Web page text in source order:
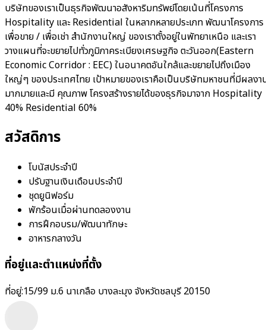
บริษัทของเราเป็นธุรกิจพัฒนาอสังหาริมทรัพย์โดยเน้นที่โครงการ
Hospitality และ Residential ในหลากหลายประเภท พัฒนาโครงการ
เพื่อขาย / เพื่อเช่า สำนักงานใหญ่ ของเราตั้งอยู่ในพัทยาเหนือ และเรา
วางแผนที่จะขยายไปทั่วภูมิภาคระเบียงเศรษฐกิจ ตะวันออก(Eastern
Economic Corridor : EEC) ในอนาคตอันใกล้และขยายไปถึงเมือง
ใหญ่ๆ ของประเทศไทย เป้าหมายของเราคือเป็นบริษัทมหาชนที่มีผลงา
มากมายและมี คุณภาพ โครงสร้างรายได้ของธุรกิจมาจาก Hospitality
40% Residential 60%
สวัสดิการ
โบนัสประจำปี
ปรับฐานเงินเดือนประจำปี
ชุดยูนิฟอร์ม
พักร้อนเมื่อผ่านทดลองงาน
การฝึกอบรม/พัฒนาทักษะ
อาหารกลางวัน
ที่อยู่และตำแหน่งที่ตั้ง
ที่อยู่:15/99 ม.6 นาเกลือ บางละมุง จังหวัดชลบุรี 20150